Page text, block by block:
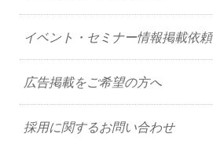
イベント・セミナー情報掲載依頼
広告掲載をご希望の方へ
採用に関するお問い合わせ